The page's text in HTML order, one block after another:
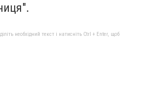
необхідний текст і натисніть Ctrl + Enter, щоб